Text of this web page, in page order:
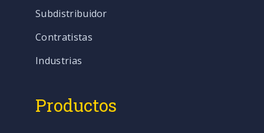
Subdistribuidor
Contratistas
Industrias
Productos